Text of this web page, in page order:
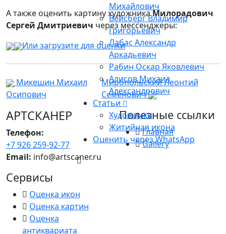
Михайлович
Вейсберг Владимир
Григорьевич
Лабас Александр
Аркадьевич
Рабин Оскар Яковлевич
Алисов Михаил
Александрович
Статьи
Художники
Житийная икона
Оценить через WhatsApp
А также оценить картину художникаМилорадович
Сергей Дмитриевич через мессенджеры:
Или загрузите для оценки
Микешин Михаил
Осипович
Миропольский Леонтий
Семенович
АРТСКАНЕР
Телефон:
+7 926 259-92-77
Email: info@artscaner.ru
Полезные ссылки
Главная
Gallery
Сервисы
Оценка икон
Оценка картин
Оценка
антиквариата